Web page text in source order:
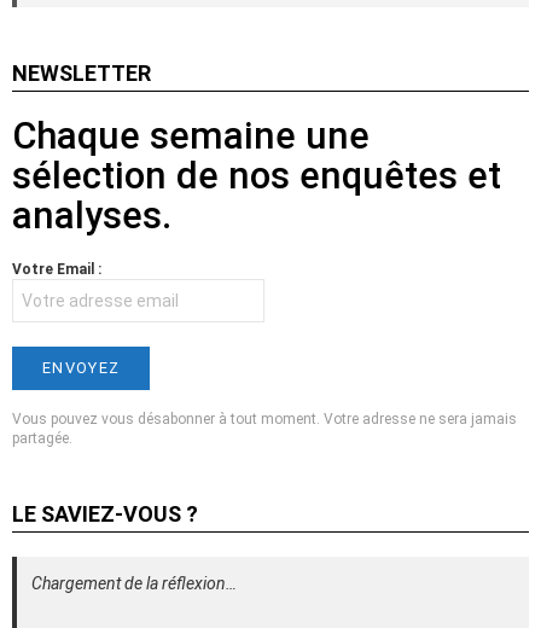
NEWSLETTER
Chaque semaine une
sélection de nos enquêtes et
analyses.
Votre Email :
Vous pouvez vous désabonner à tout moment. Votre adresse ne sera jamais
partagée.
LE SAVIEZ-VOUS ?
Chargement de la réflexion…